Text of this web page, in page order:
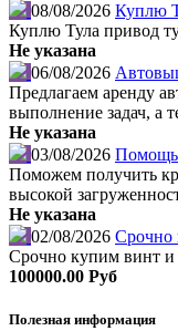
08/08/2026 Куплю
Куплю Тула привод
Не указана
06/08/2026
Предлагаем аренду
выполнение задач, а
Не указана
03/08/2026 Помощь
Поможем получить
высокой
Не указана
02/08/2026 Срочно
Срочно купим винт и
100000.00 Руб
Полезная информация